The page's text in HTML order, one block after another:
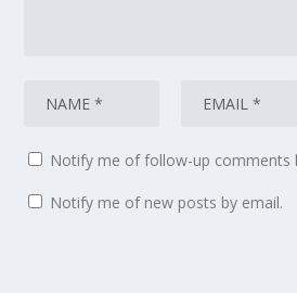
Notify me of follow-up comments
Notify me of new posts by email.